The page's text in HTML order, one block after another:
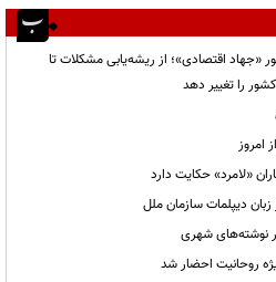
۱۰ قسمتی با محور «جهاد اقتصادی»؛ از ریشه‌یابی مشکلات تا
را تغییر دهد
امروز
«لامرد» حکایت دارد
دیپلمات سازمان ملل
نوشته‌های شهری
روحانیت احضار شد